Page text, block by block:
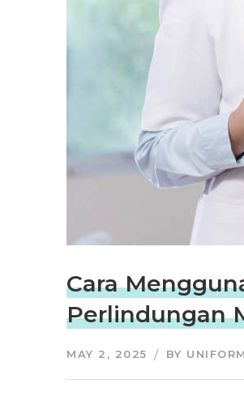
Cara
Perlindungan
MAY 2, 2025 BY UNIFORM